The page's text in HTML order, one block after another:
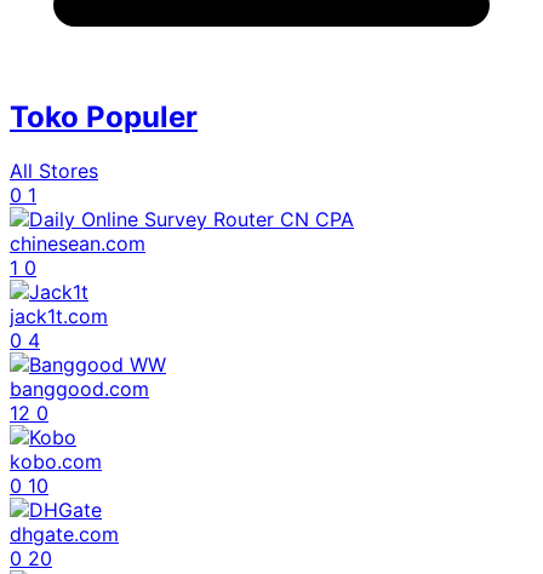
Toko Populer
All Stores
0 1
chinesean.com
1 0
jack1t.com
0 4
banggood.com
12 0
kobo.com
0 10
dhgate.com
0 20